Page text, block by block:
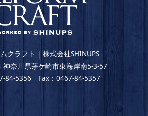
クラフト | 株式会社SHINUPS
神奈川県茅ケ崎市東海岸南5-3-57
84-5356 Fax：0467-84-5357